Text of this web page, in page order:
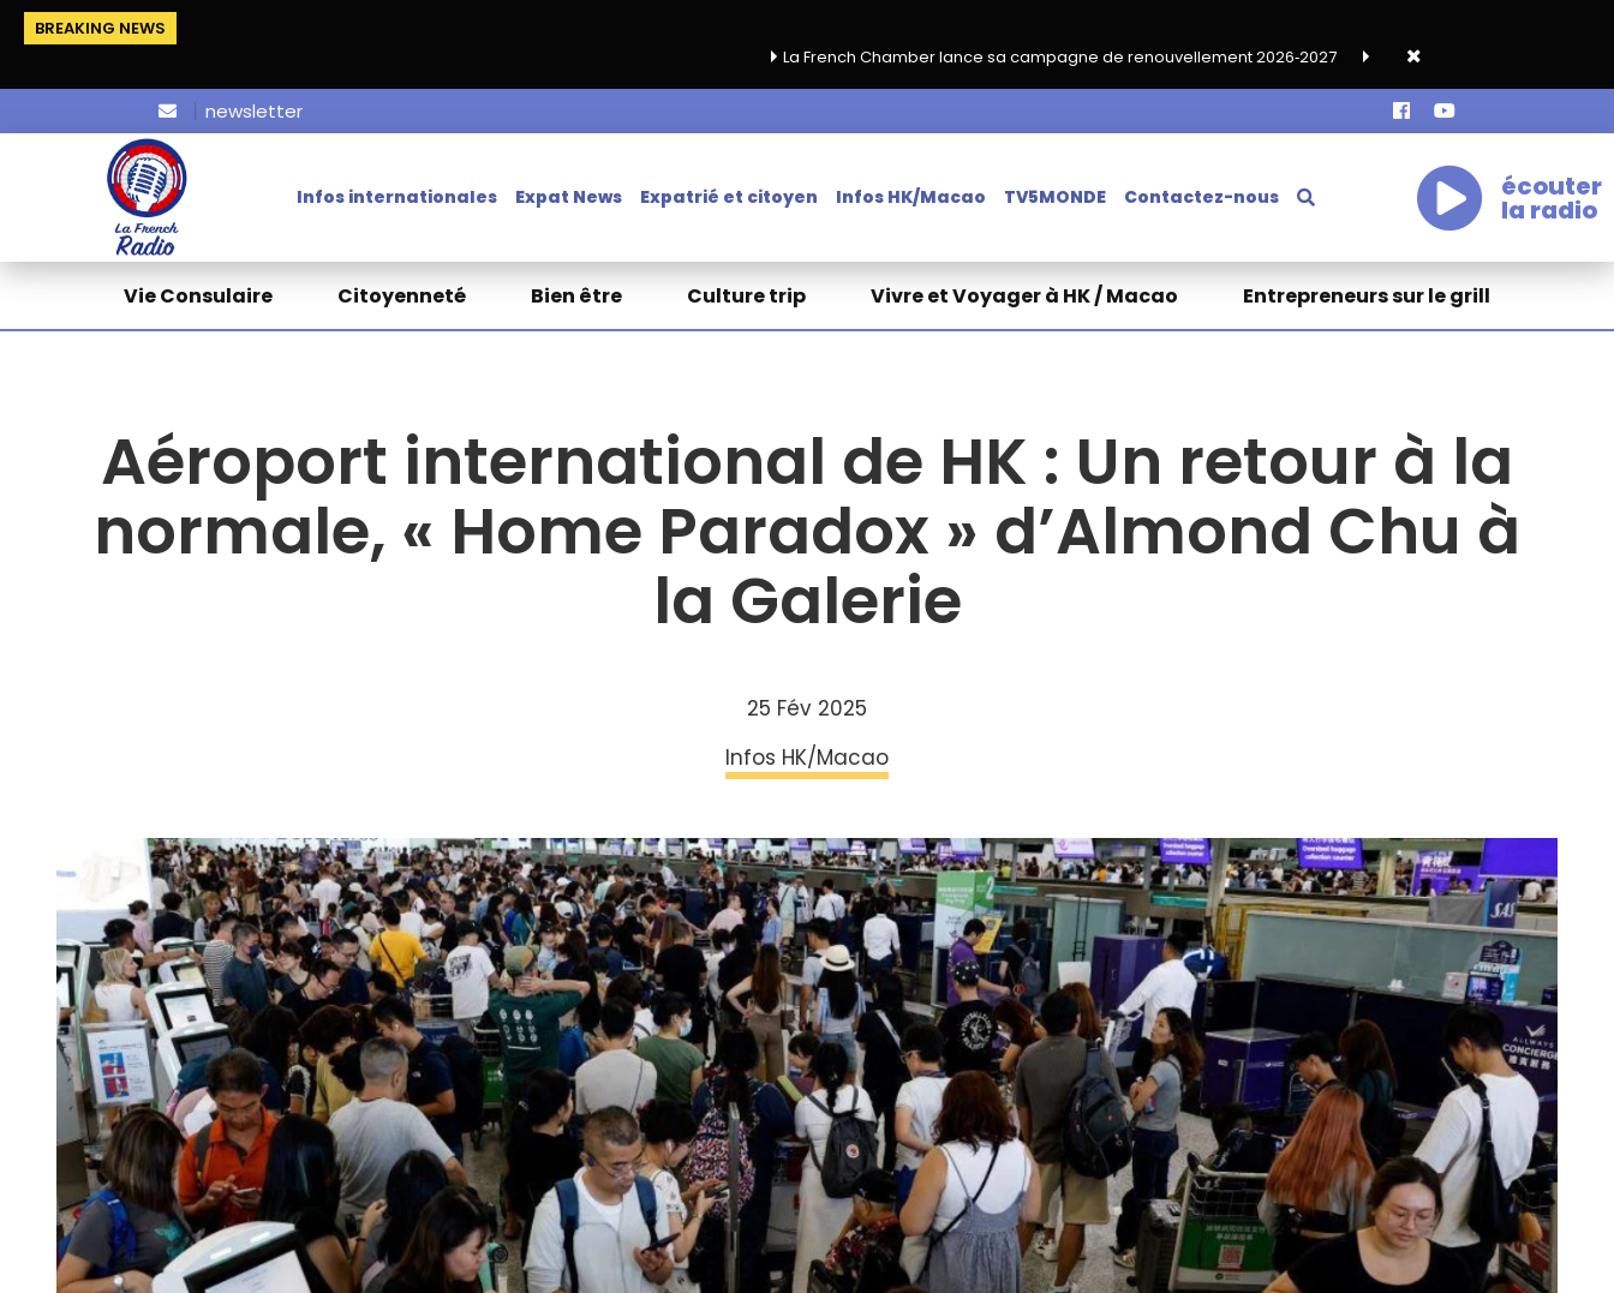
BREAKING NEWS
La French Chamber lance sa campagne de renouvellement 2026‑2027
Grand café de rentrée HKA le vendredi 18
newsletter
Infos internationales Expat News Expatrié et citoyen Infos HK/Macao TV5MONDE Contactez-nous écouter
la radio
Vie Consulaire Citoyenneté Bien être Culture trip Vivre et Voyager à HK / Macao Entrepreneurs sur le grill
Aéroport international de HK : Un retour à la
normale, « Home Paradox » d’Almond Chu à
la Galerie
25 Fév 2025
Infos HK/Macao